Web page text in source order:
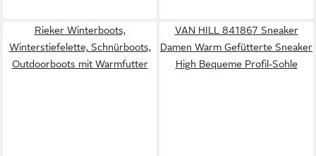
Rieker Winterboots,
Winterstiefelette, Schnürboots,
Outdoorboots mit Warmfutter
VAN HILL 841867 Sneaker
Damen Warm Gefütterte Sneaker
High Bequeme Profil-Sohle